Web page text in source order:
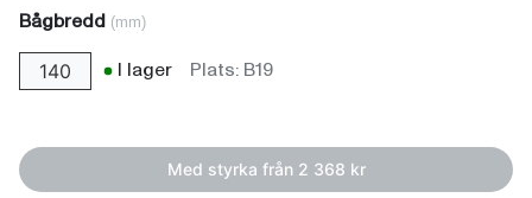
Bågbredd (mm)
140 I lager Plats: B19
Med styrka från 2 368 kr